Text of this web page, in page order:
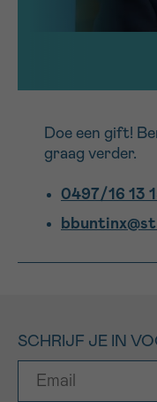
Doe een gift!
graag verder.
0497/16 13
SCHRIJF JE IN